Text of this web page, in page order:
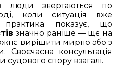
люди звертаються по
коли ситуація вже
практика показує, що
значно раніше — ще на
вирішити мирно або з
Своєчасна консультація
судового спору взагалі.